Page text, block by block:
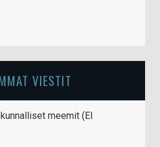
VIESTIT
meemit (EI